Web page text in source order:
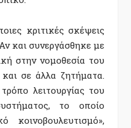
κριτικές σκέψεις
και συνεργάσθηκε με
στην νομοθεσία του
σε άλλα ζητήματα.
λειτουργίας του
το οποίο
κοινοβουλευτισμό»,